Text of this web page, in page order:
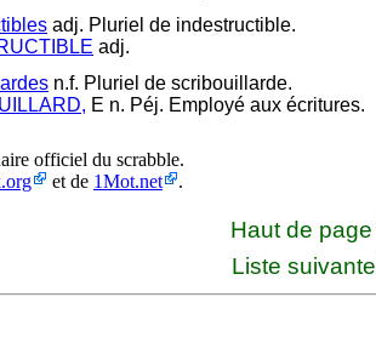
adj. Pluriel de indestructible.
adj.
n.f. Pluriel de scribouillarde.
E n. Péj. Employé aux écritures.
officiel du scrabble.
et de 1Mot.net .
Haut de page
Liste suivante